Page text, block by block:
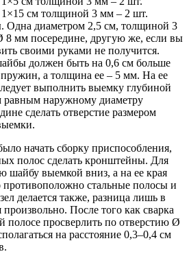
см толщиной 3 мм – 2 шт.
Одна диаметром 2,5 см, толщиной 3
8 мм посередине, другую же, если вы
своими руками не получится.
должен быть на 0,6 см больше
пружин, а толщина ее – 5 мм. На ее
выполнить выемку глубиной
равным наружному диаметру
сделать отверстие размером
начать сборку приспособления,
полос сделать кронштейны. Для
шайбу выемкой вниз, а на ее края
противоположно стальные полосы и
делается также, разница лишь в
После того как сварка
полосе просверлить по отверстию Ø
на расстояние 0,3–0,4 см